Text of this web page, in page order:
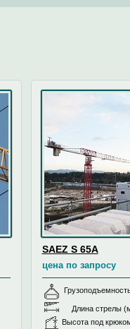
SAEZ S 65A
цена по запросу
Длина стрелы
Высота под